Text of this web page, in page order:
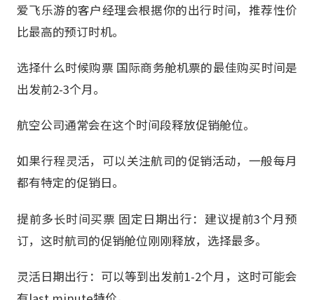
爱飞乐游的客户经理会根据你的出行时间，推荐性价
比最高的预订时机。
选择什么时候购票 国际商务舱机票的最佳购买时间是
出发前2-3个月。
航空公司通常会在这个时间段释放促销舱位。
如果行程灵活，可以关注航司的促销活动，一般每月
都有特定的促销日。
提前多长时间买票 固定日期出行：建议提前3个月预
订，这时航司的促销舱位刚刚释放，选择最多。
灵活日期出行：可以等到出发前1-2个月，这时可能会